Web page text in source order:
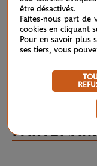
être désactivés.
Faites-nous part de
cookies en cliquant
Pour en savoir plus
ses tiers, vous